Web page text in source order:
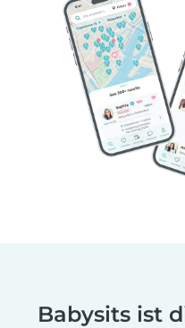
Babysits ist